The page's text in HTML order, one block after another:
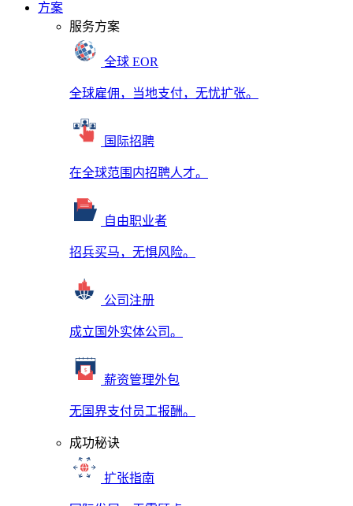
方案
服务方案
全球 EOR
全球雇佣，当地支付，无忧扩张。
国际招聘
在全球范围内招聘人才。
自由职业者
招兵买马，无惧风险。
公司注册
成立国外实体公司。
薪资管理外包
无国界支付员工报酬。
成功秘诀
扩张指南